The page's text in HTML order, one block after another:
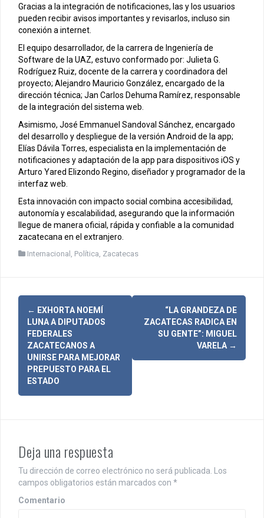
Gracias a la integración de notificaciones, las y los usuarios
pueden recibir avisos importantes y revisarlos, incluso sin
conexión a internet.
El equipo desarrollador, de la carrera de Ingeniería de
Software de la UAZ, estuvo conformado por: Julieta G.
Rodríguez Ruiz, docente de la carrera y coordinadora del
proyecto; Alejandro Mauricio González, encargado de la
dirección técnica; Jan Carlos Dehuma Ramírez, responsable
de la integración del sistema web.
Asimismo, José Emmanuel Sandoval Sánchez, encargado
del desarrollo y despliegue de la versión Android de la app;
Elías Dávila Torres, especialista en la implementación de
notificaciones y adaptación de la app para dispositivos iOS y
Arturo Yared Elizondo Regino, diseñador y programador de la
interfaz web.
Esta innovación con impacto social combina accesibilidad,
autonomía y escalabilidad, asegurando que la información
llegue de manera oficial, rápida y confiable a la comunidad
zacatecana en el extranjero.
Internacional Política Zacatecas
N
g
c
i
ó
n
← EXHORTA NOEMÍ
LUNA A DIPUTADOS
FEDERALES
ZACATECANOS A
UNIRSE PARA MEJORAR
PREPUESTO PARA EL
ESTADO
“LA GRANDEZA DE
ZACATECAS RADICA EN
SU GENTE”: MIGUEL
VARELA →
Deja una respuesta
Tu dirección de correo electrónico no será publicada.
Los
campos obligatorios están marcados con *
Comentario